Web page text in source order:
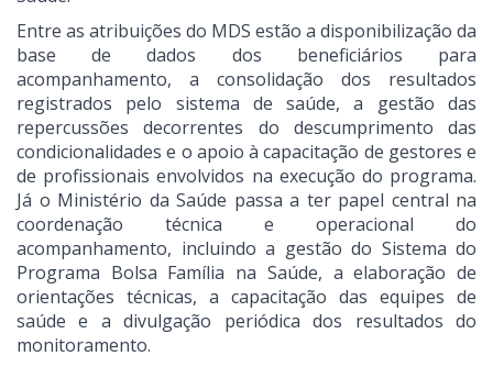
Entre as atribuições do MDS estão a disponibilização da
base de dados dos beneficiários para
acompanhamento, a consolidação dos resultados
registrados pelo sistema de saúde, a gestão das
repercussões decorrentes do descumprimento das
condicionalidades e o apoio à capacitação de gestores e
de profissionais envolvidos na execução do programa.
Já o Ministério da Saúde passa a ter papel central na
coordenação técnica e operacional do
acompanhamento, incluindo a gestão do Sistema do
Programa Bolsa Família na Saúde, a elaboração de
orientações técnicas, a capacitação das equipes de
saúde e a divulgação periódica dos resultados do
monitoramento.